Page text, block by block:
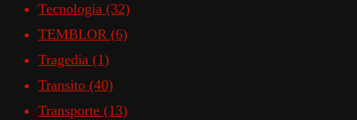
Tecnologia (32)
TEMBLOR (6)
Tragedia (1)
Transito (40)
Transporte (13)